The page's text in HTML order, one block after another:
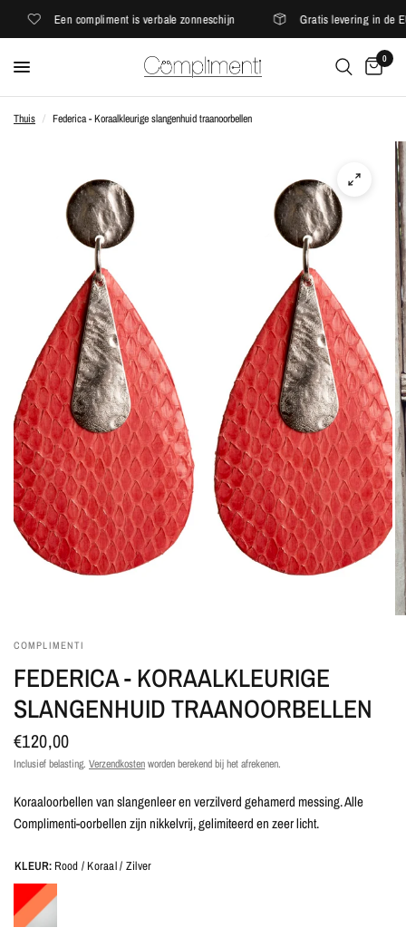
Een compliment is verbale zonneschijn Gratis levering in de EU
0
Thuis / Federica - Koraalkleurige slangenhuid traanoorbellen
COMPLIMENTI
FEDERICA - KORAALKLEURIGE
SLANGENHUID TRAANOORBELLEN
€120,00
Inclusief belasting. Verzendkostenworden berekend bij het afrekenen.
Koraaloorbellen van slangenleer enverzilverd gehamerd messing. Alle
Complimenti-oorbellen zijn nikkelvrij, gelimiteerd en zeer licht.
KLEUR: Rood / Koraal / Zilver